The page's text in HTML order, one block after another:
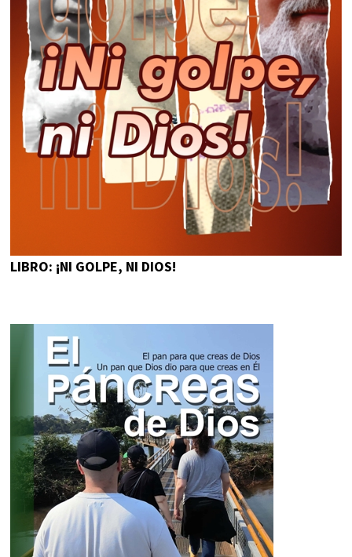
LIBRO: ¡NI GOLPE, NI DIOS!